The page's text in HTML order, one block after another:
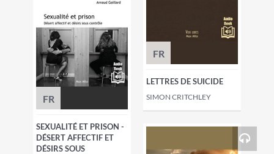
FR
SEXUALITÉ ET PRISON -
DÉSERT AFFECTIF ET
DÉSIRS SOUS
FR
LETTRES DE SUICIDE
SIMON CRITCHLEY